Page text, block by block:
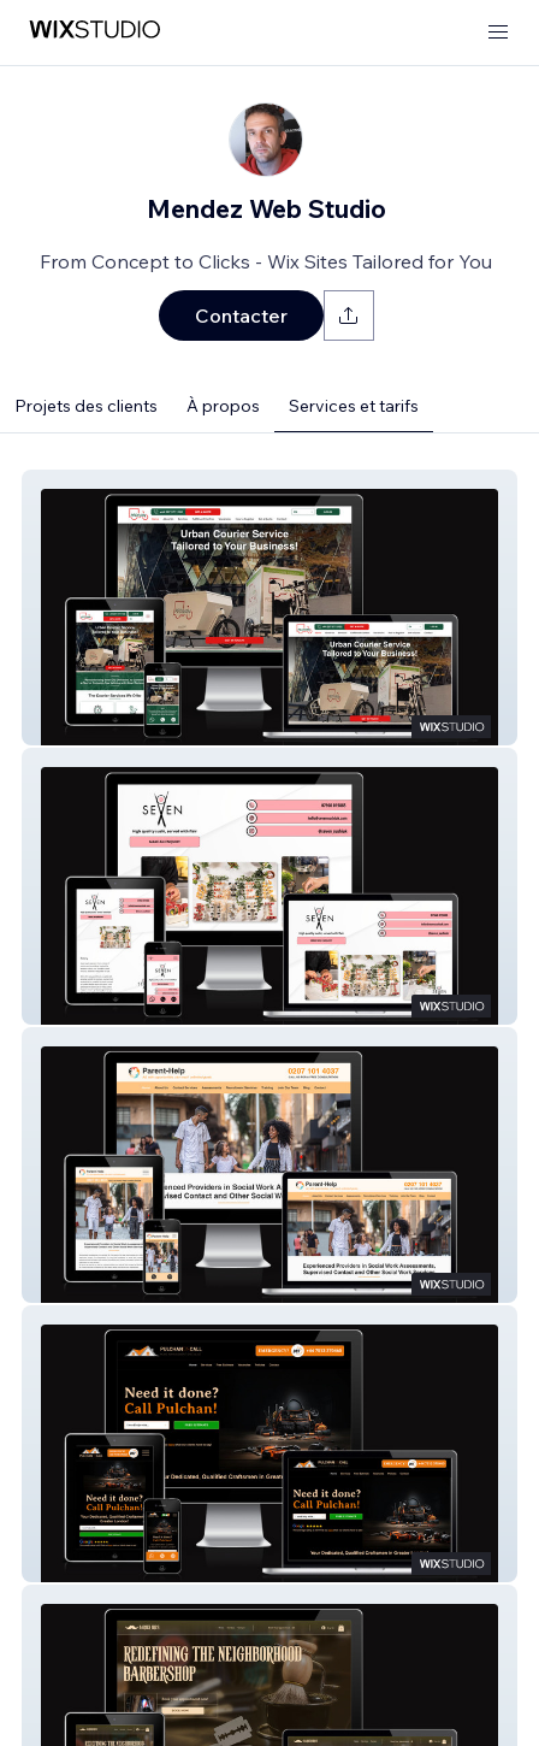
Mendez Web Studio
From Concept to Clicks - Wix Sites Tailored for You
Contacter
Projets des clients À propos Services et tarifs
Pedivan Sustainable Delivery Limited
Seven Sushi
Parent-Help UK
Pulchan OnCall